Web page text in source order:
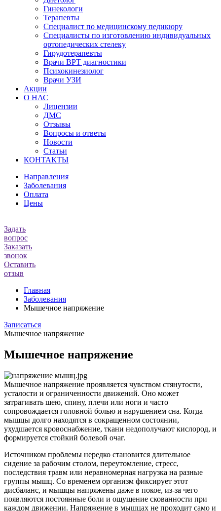
Гинекологи
Терапевты
Специалист по медицинскому педикюру
Специалисты по изготовлению индивидуальных
ортопедических стелеку
Гирудотерапевты
Врачи ВРТ диагностики
Психокинезиолог
Врачи УЗИ
Акции
О НАС
Лицензии
ДМС
Отзывы
Вопросы и ответы
Новости
Статьи
КОНТАКТЫ
Направления
Заболевания
Оплата
Цены
Задать
вопрос
Заказать
звонок
Оставить
отзыв
Главная
Заболевания
Мышечное напряжение
Записаться
Мышечное напряжение
Мышечное напряжение
Мышечное напряжение проявляется чувством стянутости,
усталости и ограниченности движений. Оно может
затрагивать шею, спину, плечи или ноги и часто
сопровождается головной болью и нарушением сна. Когда
мышцы долго находятся в сокращенном состоянии,
ухудшается кровоснабжение, ткани недополучают кислород, и
формируется стойкий болевой очаг.
Источником проблемы нередко становится длительное
сидение за рабочим столом, переутомление, стресс,
последствия травм или неравномерная нагрузка на разные
группы мышц. Со временем организм фиксирует этот
дисбаланс, и мышцы напряжены даже в покое, из-за чего
появляются постоянные боли и ощущение скованности при
каждом движении. Напряжение в мышцах не проходит само и